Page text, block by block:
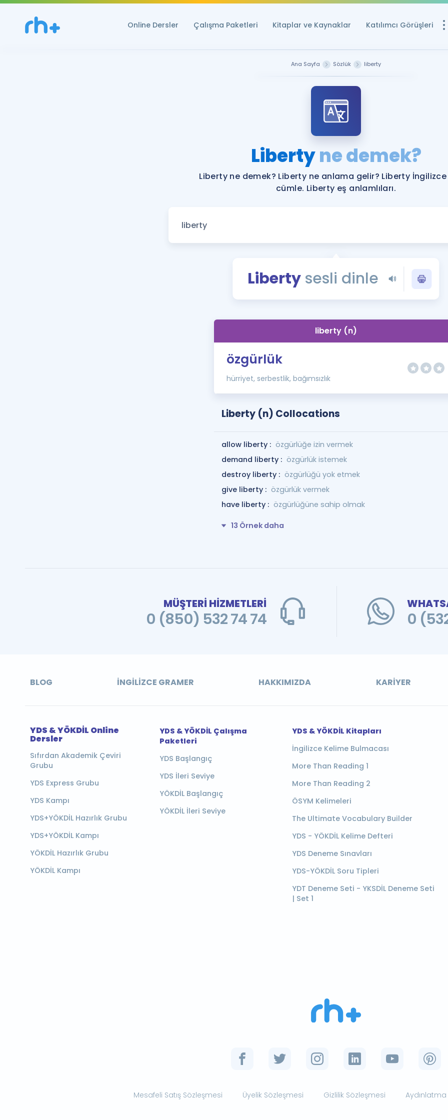
Online Dersler Çalışma Paketleri Kitaplar ve Kaynaklar Katılımcı Görüşleri
YDS ve YÖKDİL
Rehberlik Aracı
YDS ve YÖKDİL'e
Tüm ÖSYM
YDS - YÖKDİL
İngilizce Gramer
Ana Sayfa Sözlük liberty
Libertyne demek?
Liberty ne demek? Liberty ne anlama gelir? Liberty
cümle. Liberty eş anlamlıları.
Liberty sesli dinle
liberty (n)
özgürlük
hürriyet, serbestlik, bağımsızlık
Liberty (n) Collocations
allow liberty : özgürlüğe izin vermek
demand liberty : özgürlük istemek
destroy liberty : özgürlüğü yok etmek
give liberty : özgürlük vermek
have liberty : özgürlüğüne sahip olmak
13 Örnek daha
MÜŞTERİ HİZMETLERİ
0 (850) 532 74 74 0
BLOG İNGILIZCE GRAMER HAKKIMIZDA KARIYER
YDS & YÖKDİL Online
Dersler
Sıfırdan Akademik Çeviri
Grubu
YDS Express Grubu
YDS Kampı
YDS+YÖKDİL Hazırlık Grubu
YDS+YÖKDİL Kampı
YÖKDİL Hazırlık Grubu
YÖKDİL Kampı
YDS & YÖKDİL Çalışma
Paketleri
YDS Başlangıç
YDS İleri Seviye
YÖKDİL Başlangıç
YÖKDİL İleri Seviye
YDS & YÖKDİL Kitapları
İngilizce Kelime Bulmacası
More Than Reading 1
More Than Reading 2
ÖSYM Kelimeleri
The Ultimate Vocabulary Builder
YDS - YÖKDİL Kelime Defteri
YDS Deneme Sınavları
YDS-YÖKDİL Soru Tipleri
YDT Deneme Seti - YKSDİL Deneme Seti
| Set 1
Mesafeli Satış Sözleşmesi Üyelik Sözleşmesi Gizlilik Sözleşmesi